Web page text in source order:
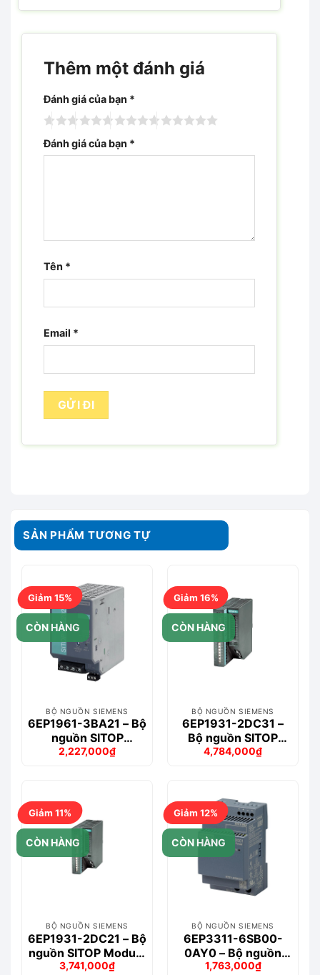
Thêm một đánh giá
Đánh giá của bạn *
Đánh giá của bạn *
Tên *
Email *
SẢN PHẨM TƯƠNG TỰ
Giảm 15%
CÒN HÀNG
BỘ NGUỒN SIEMENS
6EP1961-3BA21 – Bộ
nguồn SITOP
PSE202U
Giá
2,227,000₫
Giá
Giảm 16%
CÒN HÀNG
BỘ NGUỒN SIEMENS
6EP1931-2DC31 –
Bộ nguồn SITOP
Module 24 V USC
Giá
4,784,000₫
Giá
Giảm 11%
CÒN HÀNG
BỘ NGUỒN SIEMENS
6EP1931-2DC21 – Bộ
nguồn SITOP Module
24 V USC DC/6A
3,741,000₫
Giảm 12%
CÒN HÀNG
BỘ NGUỒN SIEMENS
6EP3311-6SB00-
0AY0 – Bộ nguồn
LOGO!POWER
1,763,000₫